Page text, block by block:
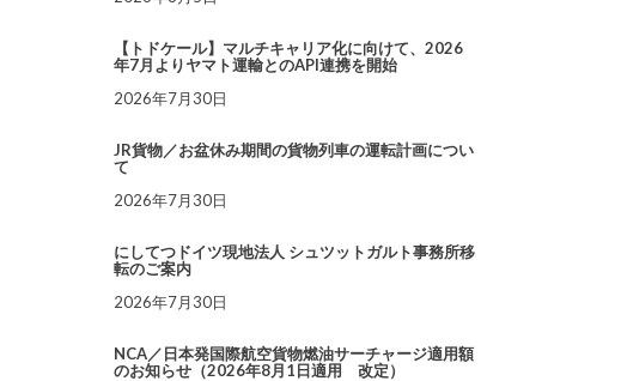
【トドケール】マルチキャリア化に向けて、2026
年7月よりヤマト運輸とのAPI連携を開始
2026年7月30日
JR貨物／お盆休み期間の貨物列車の運転計画につい
て
2026年7月30日
にしてつドイツ現地法人 シュツットガルト事務所移
転のご案内
2026年7月30日
NCA／日本発国際航空貨物燃油サーチャージ適用額
のお知らせ（2026年8月1日適用 改定）